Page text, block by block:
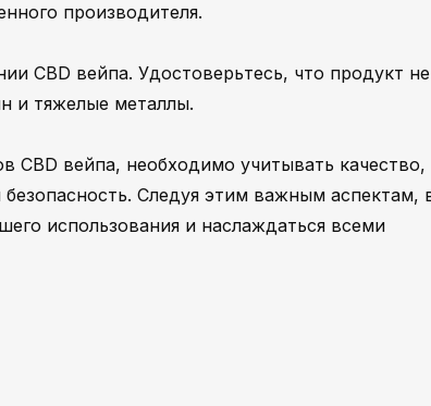
производителя.
CBD вейпа. Удостоверьтесь, что продукт не
и тяжелые металлы.
CBD вейпа, необходимо учитывать качество,
Следуя этим важным аспектам,
использования и наслаждаться всеми